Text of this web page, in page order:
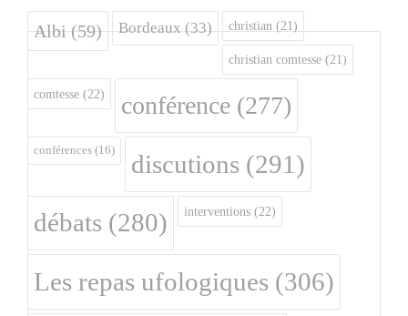
Albi(59) Bordeaux(33) christian (21)
christian comtesse (21)
comtesse (22) conférence (277)
conférences (16) discutions (291)
débats (280) interventions (22)
Les repas ufologiques (306)